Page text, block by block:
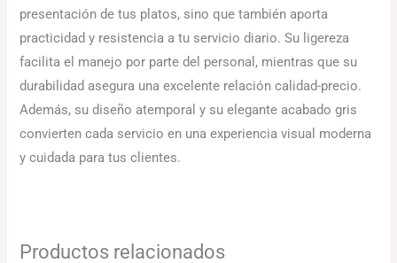
presentación de tus platos, sino que también aporta
practicidad y resistencia a tu servicio diario. Su ligereza
facilita el manejo por parte del personal, mientras que su
durabilidad asegura una excelente relación calidad-precio.
Además, su diseño atemporal y su elegante acabado gris
convierten cada servicio en una experiencia visual moderna
y cuidada para tus clientes.
Productos relacionados